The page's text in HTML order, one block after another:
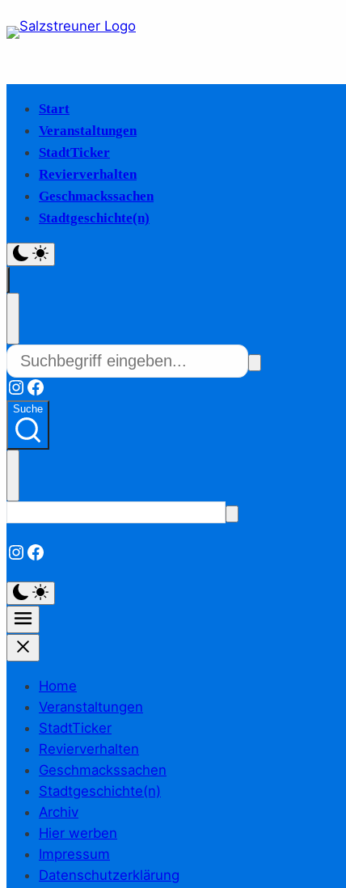
Start
Veranstaltungen
StadtTicker
Revierverhalten
Geschmackssachen
Stadtgeschichte(n)
Instagram
Facebook
Suche
Instagram
Facebook
Home
Veranstaltungen
StadtTicker
Revierverhalten
Geschmackssachen
Stadtgeschichte(n)
Archiv
Hier werben
Impressum
Datenschutzerklärung